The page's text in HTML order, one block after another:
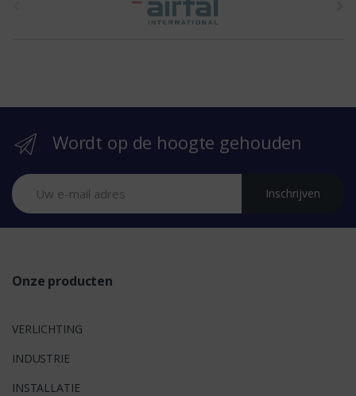
r
Wordt op de hoogte gehouden
Inschrijven
Onze producten
VERLICHTING
INDUSTRIE
INSTALLATIE